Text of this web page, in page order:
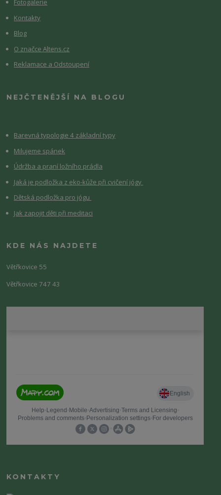
Fotogalerie
Kontakty
Blog
O značce Altens.cz
Reklamace a Odstoupení
NEJČTENĚJŠÍ NA BLOGU
Barevná typologie 4 základní typy
Milujeme spánek
Údržba a praní ložního prádla
Jaká je podložka z eko-kůže při cvičení jógy
Dětská podložka pro jógu
Jak zapojit děti při meditaci
KDE NÁS NAJDETE
Větřkovice 55
Větřkovice 747 43
KONTAKTY